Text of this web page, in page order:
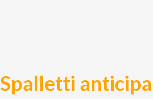
Spalletti